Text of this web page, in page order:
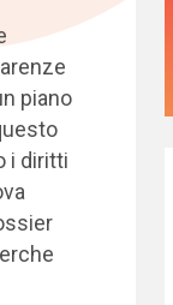
piano
i diritti